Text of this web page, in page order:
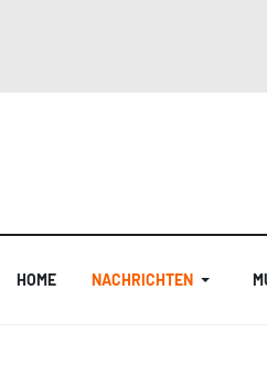
HOME NACHRICHTEN